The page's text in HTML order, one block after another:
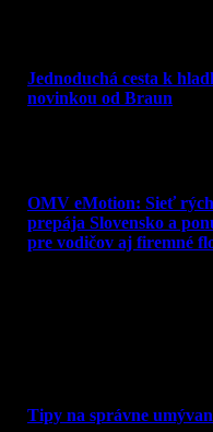
Jednoduchá cesta k
novinkou od Braun
OMV eMotion: Sieť
prepája Slovensko a
pre vodičov aj firemné
Tipy na správne